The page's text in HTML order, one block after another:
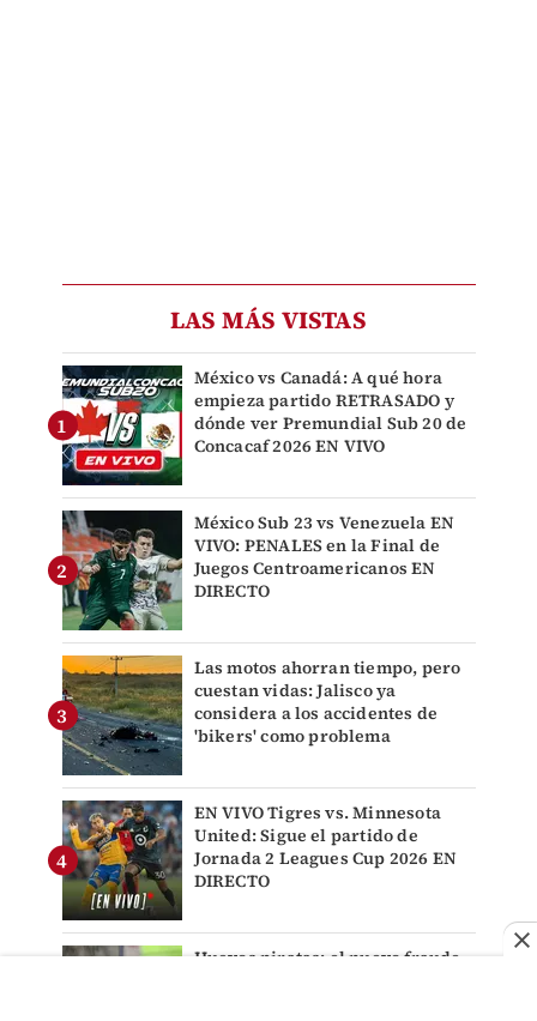
LAS MÁS VISTAS
México vs Canadá: A qué hora
empieza partido RETRASADO y
dónde ver Premundial Sub 20 de
Concacaf 2026 EN VIVO
México Sub 23 vs Venezuela EN
VIVO: PENALES en la Final de
Juegos Centroamericanos EN
DIRECTO
Las motos ahorran tiempo, pero
cuestan vidas: Jalisco ya
considera a los accidentes de
'bikers' como problema
EN VIVO Tigres vs. Minnesota
United: Sigue el partido de
Jornada 2 Leagues Cup 2026 EN
DIRECTO
Huevos piratas: el nuevo fraude